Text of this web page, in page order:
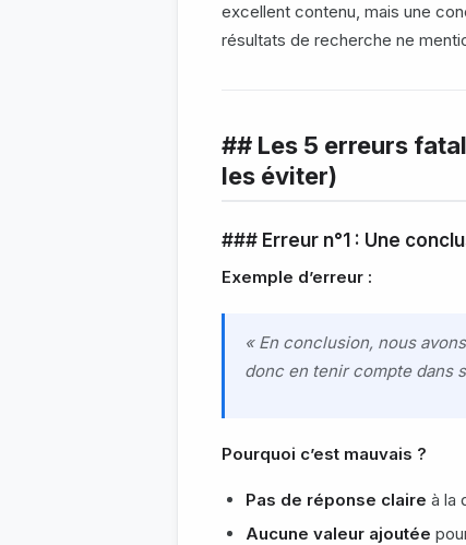
excellent contenu, mais une
résultats de recherche ne
## Les 5 erreurs
les éviter)
### Erreur n°1 : Une
Exemple d’erreur :
« En conclusion, nous
donc en tenir compte dans
Pourquoi c’est mauvais ?
Pas de réponse claire à la
Aucune valeur ajoutée